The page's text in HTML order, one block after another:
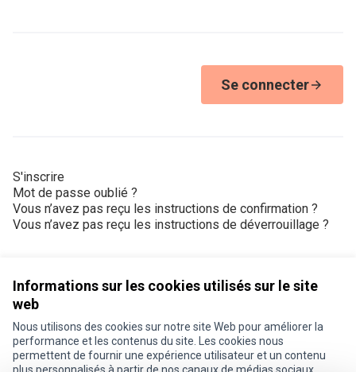
Informations sur les cookies utilisés sur le site
web
Nous utilisons des cookies sur notre site Web pour améliorer la
performance et les contenus du site. Les cookies nous
permettent de fournir une expérience utilisateur et un contenu
Se connecter
S'inscrire
Mot de passe oublié ?
Vous n’avez pas reçu les instructions de confirmation ?
Vous n’avez pas reçu les instructions de déverrouillage ?
Conditions d'utilisation
Paramètres des cookies
Je participe ! sur X
Je participe ! sur Facebook
Je participe ! sur Instagram